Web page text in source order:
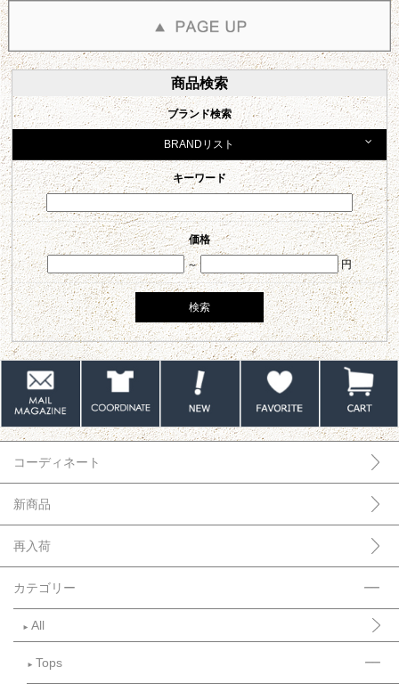
商品検索
ブランド検索
BRANDリスト
キーワード
価格
～
円
コーディネート
新商品
再入荷
カテゴリー
► All
► Tops